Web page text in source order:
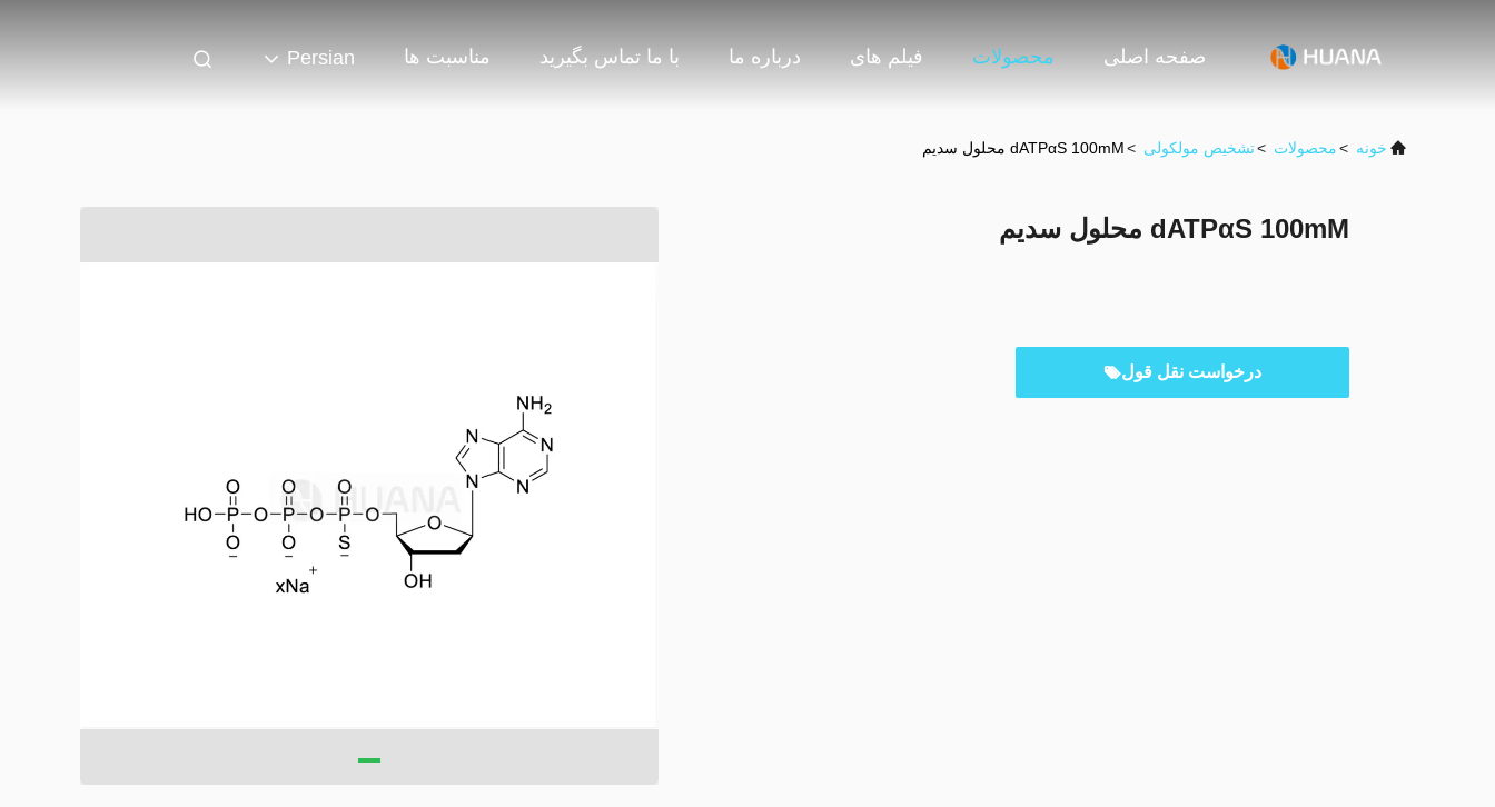
صفحه اصلی محصولات فیلم های درباره ما با ما تماس بگیرید مناسبت ها Persian
خونه >محصولات >تشخیص مولکولی >dATPαS 100mM محلول سدیم
dATPαS 100mM محلول سدیم
درخواست نقل قول